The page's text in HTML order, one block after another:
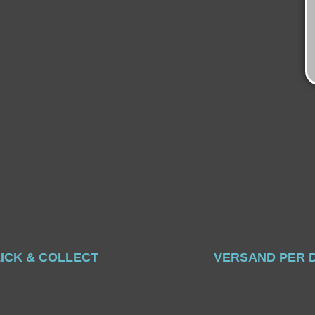
& COLLECT VERSAND PER